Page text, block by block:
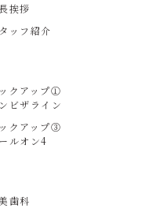
挨拶
ッフ紹介
クアップ①
ビザライン
クアップ③
ルオン4
歯科